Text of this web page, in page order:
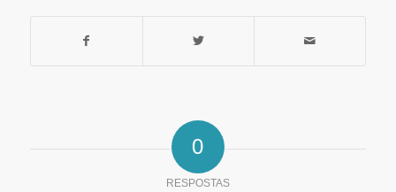
0
RESPOSTAS